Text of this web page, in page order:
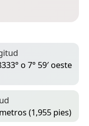
o 7° 59′ oeste
(1,955 pies)